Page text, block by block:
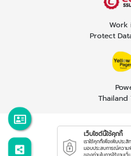
Work
Protect
Thailand
เว็บไซต์นี้ใช้คุกกี้
เราใช้คุกกี้เพื่อเพิ่มประสิ
มอบประสบการณ์ความ